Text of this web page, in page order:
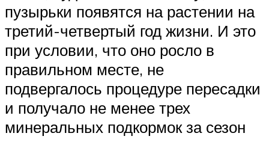
пузырьки появятся на растении на
третий-четвертый год жизни. И это
при условии, что оно росло в
правильном месте, не
подвергалось процедуре пересадки
и получало не менее трех
минеральных подкормок за сезон